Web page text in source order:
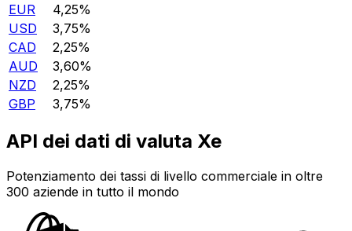
EUR
4,25%
USD
3,75%
CAD
2,25%
AUD
3,60%
NZD
2,25%
GBP
3,75%
API dei dati di valuta Xe
Potenziamento dei tassi di livello commerciale in oltre
300 aziende in tutto il mondo